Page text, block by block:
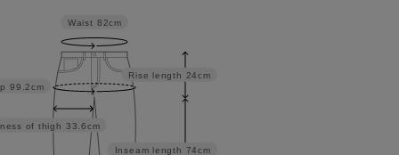
Inseam length 74cm
Rise length 24cm
of thigh 33.6cm
99.2cm
Waist 82cm